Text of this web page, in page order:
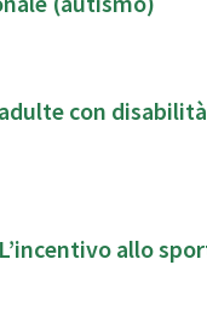
con disabilità